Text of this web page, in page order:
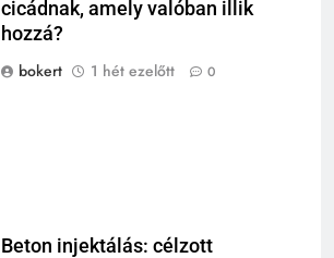
cicádnak, amely valóban illik
hozzá?
bokert
1 hét ezelőtt 0
Beton injektálás: célzott